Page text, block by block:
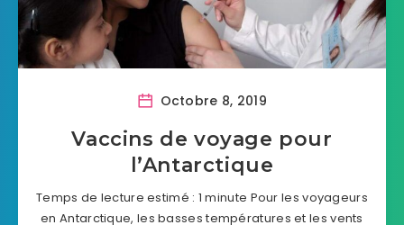
Octobre 8, 2019
Vaccins de voyage pour
l’Antarctique
Temps de lecture estimé : 1 minute Pour les voyageurs
en Antarctique, les basses températures et les vents